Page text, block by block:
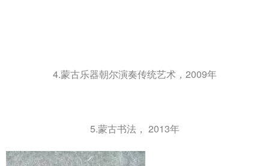
4.蒙古乐器朝尔演奏传统艺术，2009年
5.蒙古书法， 2013年